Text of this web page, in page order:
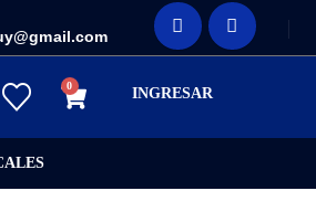
0 INGRESAR